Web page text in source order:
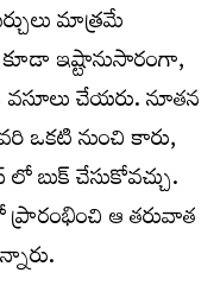
మాత్రమే
ఇష్టానుసారంగా,
వసూలు చేయరు. నూతన
ఒకటి నుంచి కారు,
చేసుకోవచ్చు.
ఆ తరువాత